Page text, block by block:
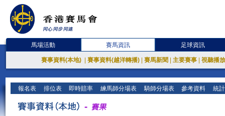
馬場活動 賽馬資訊 足球資訊
賽事資料(本地) 賽事資料(越洋轉播) 賽馬新聞 主要賽事 視聽播
報名表 排位表 即時賠率 練馬師分場表 騎師分場表 參考資料 統